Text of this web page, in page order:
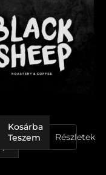
Részletek
Kosárba
Teszem